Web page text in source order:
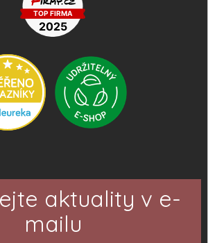
aktuality v e-
mailu